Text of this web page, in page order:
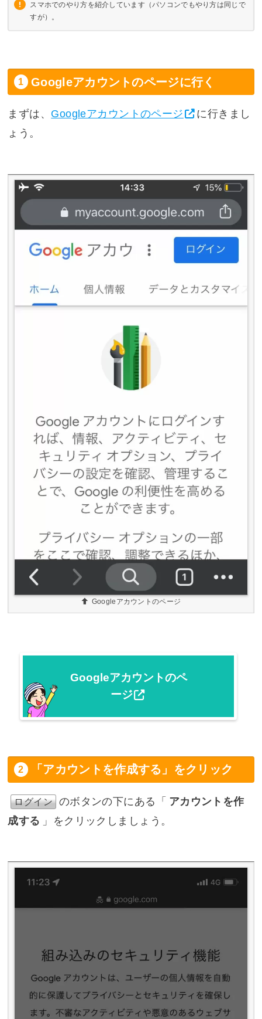
スマホでのやり方を紹介しています（パソコンでもやり方は同じで
すが）。
Googleアカウントのページに行く
まずは、 Googleアカウントのページ
に行きまし
ょう。
Googleアカウントのページ
Googleアカウントのペ
ージ
「アカウントを作成する」をクリック
ログイン のボタンの下にある「 アカウントを作
成する 」をクリックしましょう。